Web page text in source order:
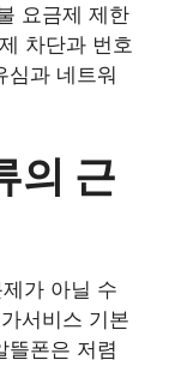
요금제 제한
차단과 번호
심과 네트워
의 근
가 아닐 수
서비스 기본
뜰폰은 저렴